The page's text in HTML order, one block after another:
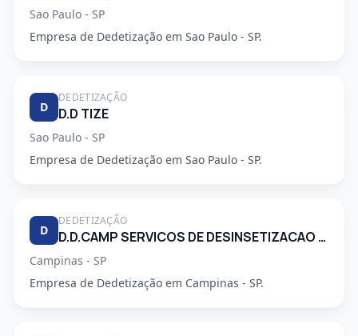
Sao Paulo - SP
Empresa de Dedetização em Sao Paulo - SP.
D
DEDETIZAÇÃO
D.D TIZE
Sao Paulo - SP
Empresa de Dedetização em Sao Paulo - SP.
D
DEDETIZAÇÃO
D.D.CAMP SERVICOS DE DESINSETIZACAO LTDA.
Campinas - SP
Empresa de Dedetização em Campinas - SP.